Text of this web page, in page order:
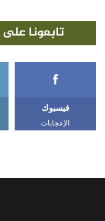
تابعونا
فيسبوك
الإعجابات